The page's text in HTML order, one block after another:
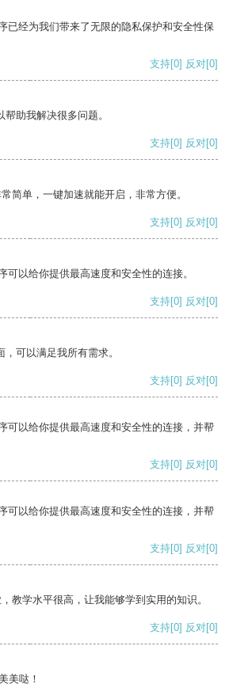
已经为我们带来了无限的隐私保护和安全性保
支持[0] 反对[0]
助我解决很多问题。
支持[0] 反对[0]
简单，一键加速就能开启，非常方便。
支持[0] 反对[0]
可以给你提供最高速度和安全性的连接。
支持[0] 反对[0]
可以满足我所有需求。
支持[0] 反对[0]
可以给你提供最高速度和安全性的连接，并帮
支持[0] 反对[0]
可以给你提供最高速度和安全性的连接，并帮
支持[0] 反对[0]
教学水平很高，让我能够学到实用的知识。
支持[0] 反对[0]
美哒！